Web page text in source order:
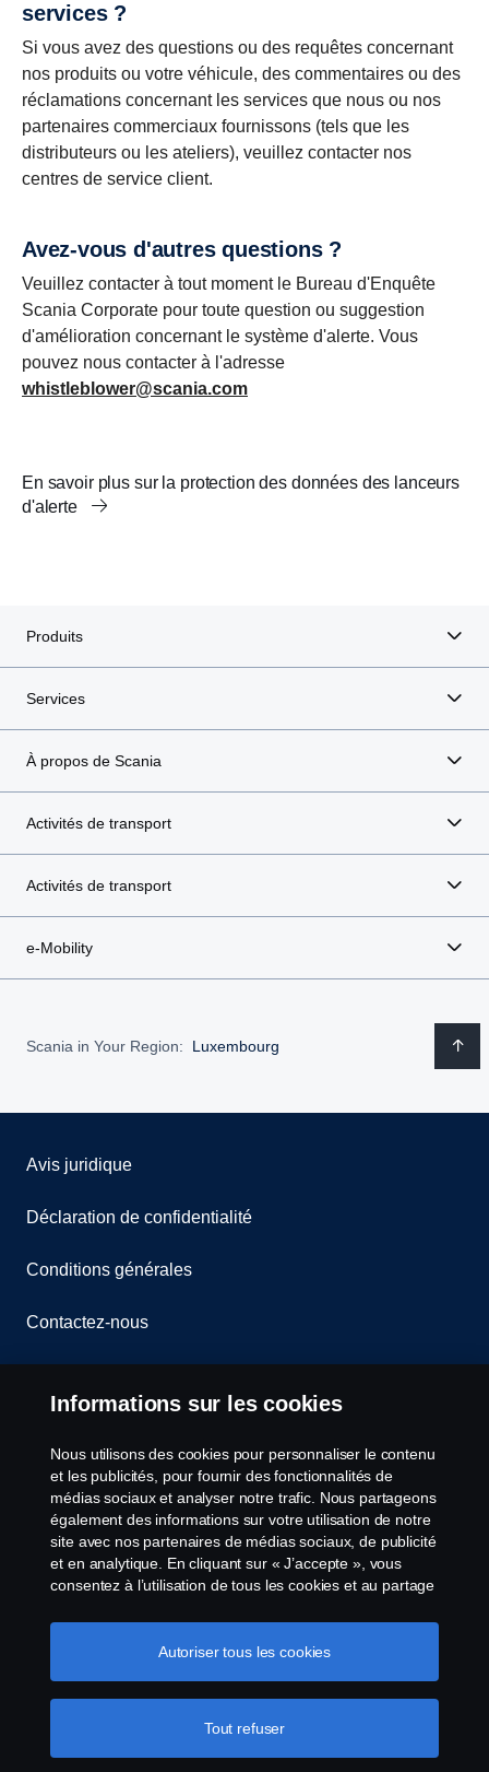
services ?
Si vous avez des questions ou des requêtes concernant
nos produits ou votre véhicule, des commentaires ou des
réclamations concernant les services que nous ou nos
partenaires commerciaux fournissons (tels que les
distributeurs ou les ateliers), veuillez contacter nos
centres de service client.
Avez-vous d'autres questions ?
Veuillez contacter à tout moment le Bureau d'Enquête
Scania Corporate pour toute question ou suggestion
d'amélioration concernant le système d'alerte. Vous
pouvez nous contacter à l'adresse
whistleblower@scania.com
En savoir plus sur la protection des données des lanceurs
d'alerte
Produits
Services
À propos de Scania
Activités de transport
Activités de transport
e-Mobility
Scania in Your Region: Luxembourg
Avis juridique
Déclaration de confidentialité
Conditions générales
Contactez-nous
Paramètres des cookies
© Copyright Scania 2026 All Rights Reserved.
Scania Luxembourg - Rue Gabriël Lippmann 23 -
Informations sur les cookies
Nous utilisons des cookies pour personnaliser le contenu
et les publicités, pour fournir des fonctionnalités de
médias sociaux et analyser notre trafic. Nous partageons
également des informations sur votre utilisation de notre
site avec nos partenaires de médias sociaux, de publicité
et en analytique. En cliquant sur « J’accepte », vous
consentez à l’utilisation de tous les cookies et au partage
cookies en cliquant sur « Paramètres des cookies » et en
sélectionnant les catégories que vous souhaitez
Pour en savoir plus sur la
protection de votre vie privée
Tout refuser
Autoriser tous les cookies